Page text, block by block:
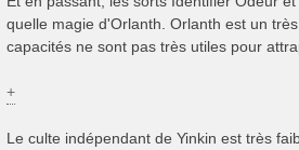
quelle magie d'Orlanth. Orlanth est un
capacités ne sont pas très utiles pour
+
Le culte indépendant de Yinkin est très